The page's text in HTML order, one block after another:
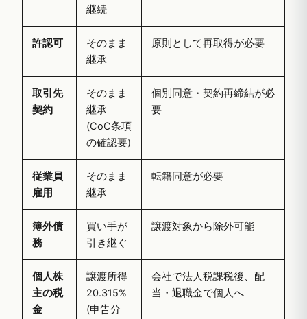
継続
許認可
そのまま
継承
原則として再取得が必要
取引先
契約
そのまま
継承
(CoC条項
の確認要)
個別同意・契約再締結が必
要
従業員
雇用
そのまま
継承
転籍同意が必要
簿外債
務
買い手が
引き継ぐ
譲渡対象から除外可能
個人株
主の税
金
譲渡所得
20.315%
(申告分
会社で法人税課税後、配
当・退職金で個人へ